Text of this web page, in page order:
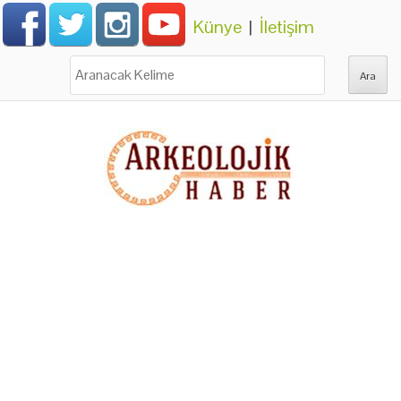
Künye | İletişim